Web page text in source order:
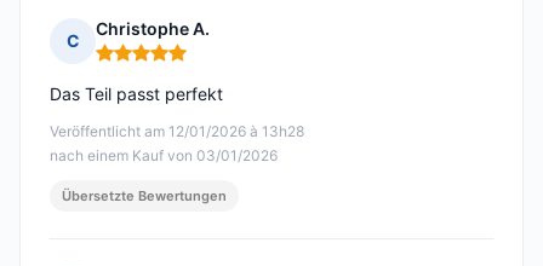
C
Christophe A.
Hinweis: 5 von 5
Veröffentlicht am 12/01/2026 à 13h28
nach einem Kauf von 03/01/2026
Das Teil passt perfekt
Übersetzte Bewertungen